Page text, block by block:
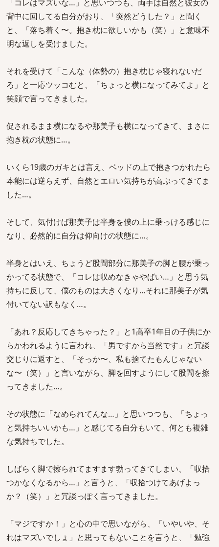
「コレはマズいな…」と思いつつも、両手は自然と彼女の
背中に回してる自分がおり、「突然どうした？」と聞く
と、「落ち着く〜。抱き枕に欲しいかも（笑）」と意味不
明な返しを受けました。
それを受けて「こんな（体勢の）抱き枕じゃ寝れないだ
ろ」と一応ツッコむと、「ちょっと横になってみてよ」と
笑顔で言ってきました。
促されるまま横になるや那美子も横になってきて、まさに
抱き枕の状態に…。
いくら19歳のガキとは言え、ベッドの上で抱きつかれたら
本能には逆らえず、自然とエロい気持ちが高ぶってきてま
した…。
そして、気付けば那美子は半身を僕の上に乗っける感じに
なり、必然的に自分は仰向けの状態に…。
半身とはいえ、ちょうど股間部分に那美子の脚と腰が乗っ
かってる状態で、「コレは収めなきゃやばい…」と思う気
持ちに反して、僕のものは大きくなり…それに那美子が気
付いてない訳もなく…。
「あれ？反応してきちゃった？」と1高卒1年目の子供にか
らかわれるように言われ、「男ですから当然です」と冗談
交じりに返すと、「そっか〜、私も捨てたもんじゃない
な〜（笑）」と言いながら、脚を回すようにして股間を擦
ってきました…。
その状態に「なめられてんな…」と思いつつも、「ちょっ
と気持ちいいかも…」と感じてる自分もいて、何とも複雑
な気持ちでした。
しばらく脚で擦られてますます勃ってきてしまい、「収拾
つかなくなるから…」と言うと、「収拾つけてあげよっ
か？（笑）」と冗談っぽく言ってきました。
「マジですか！」と心の中で思いながら、「いやいや、そ
れはマズいでしょ」と思ってもないことを言うと、「勉強